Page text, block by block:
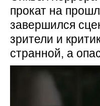
прокат на
завершился
зрители и
странной, а